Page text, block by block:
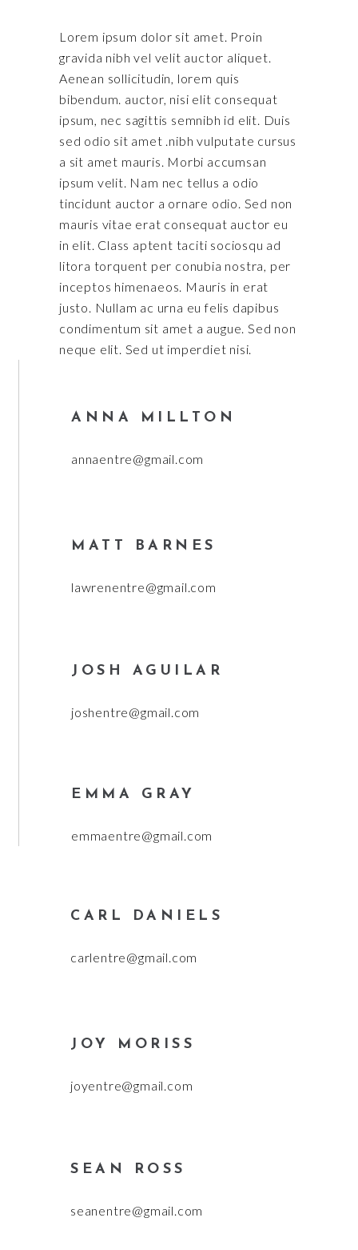
Lorem ipsum dolor sit amet. Proin
gravida nibh vel velit auctor aliquet.
Aenean sollicitudin, lorem quis
bibendum. auctor, nisi elit consequat
ipsum, nec sagittis semnibh id elit. Duis
sed odio sit amet .nibh vulputate cursus
a sit amet mauris. Morbi accumsan
ipsum velit. Nam nec tellus a odio
tincidunt auctor a ornare odio. Sed non
mauris vitae erat consequat auctor eu
in elit. Class aptent taciti sociosqu ad
litora torquent per conubia nostra, per
inceptos himenaeos. Mauris in erat
justo. Nullam ac urna eu felis dapibus
condimentum sit amet a augue. Sed non
neque elit. Sed ut imperdiet nisi.
ANNA MILLTON
annaentre@gmail.com
MATT BARNES
lawrenentre@gmail.com
JOSH AGUILAR
joshentre@gmail.com
EMMA GRAY
emmaentre@gmail.com
CARL DANIELS
carlentre@gmail.com
JOY MORISS
joyentre@gmail.com
SEAN ROSS
seanentre@gmail.com